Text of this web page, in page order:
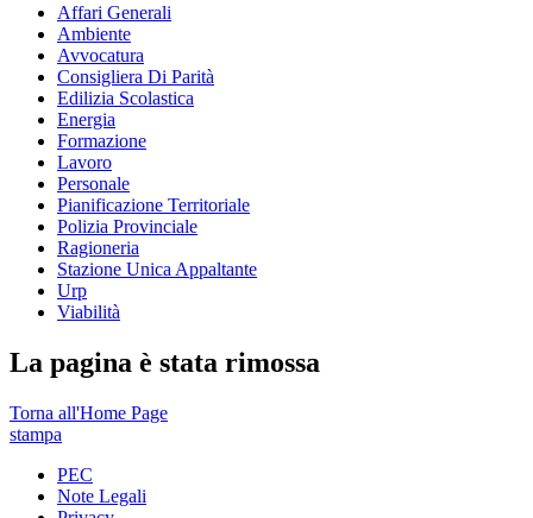
Affari Generali
Ambiente
Avvocatura
Consigliera Di Parità
Edilizia Scolastica
Energia
Formazione
Lavoro
Personale
Pianificazione Territoriale
Polizia Provinciale
Ragioneria
Stazione Unica Appaltante
Urp
Viabilità
La pagina è stata rimossa
Torna all'Home Page
stampa
PEC
Note Legali